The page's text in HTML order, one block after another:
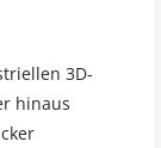
3D-
hinaus